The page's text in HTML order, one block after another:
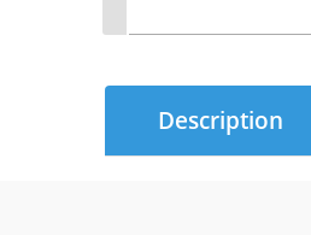
Description